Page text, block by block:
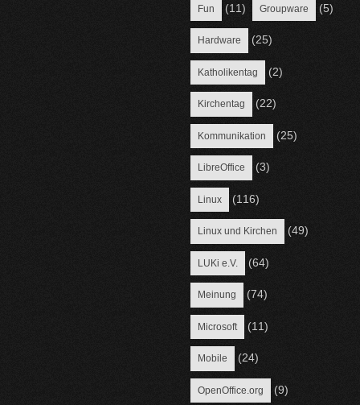
Fun (11) Groupware (5)
Hardware (25)
Katholikentag (2)
Kirchentag (22)
Kommunikation (25)
LibreOffice (3)
Linux (116)
Linux und Kirchen (49)
LUKi e.V. (64)
Meinung (74)
Microsoft (11)
Mobile (24)
OpenOffice.org (9)